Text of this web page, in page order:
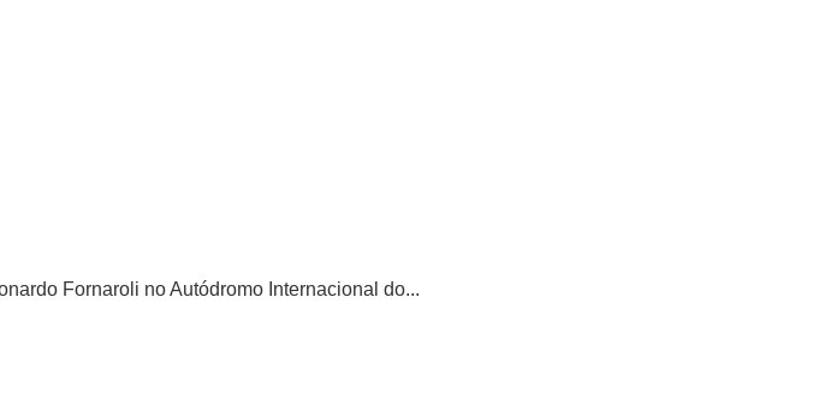
Fornaroli no Autódromo Internacional do...